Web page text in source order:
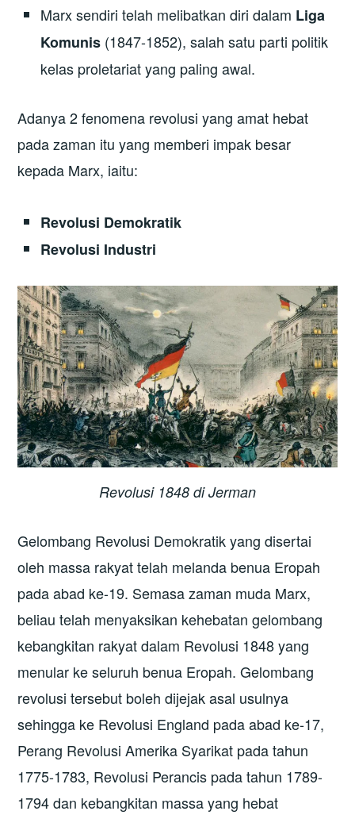
Marx sendiri telah melibatkan diri dalam Liga
Komunis (1847-1852), salah satu parti politik
kelas proletariat yang paling awal.
Adanya 2 fenomena revolusi yang amat hebat
pada zaman itu yang memberi impak besar
kepada Marx, iaitu:
Revolusi Demokratik
Revolusi Industri
Revolusi 1848 di Jerman
Gelombang Revolusi Demokratik yang disertai
oleh massa rakyat telah melanda benua Eropah
pada abad ke-19. Semasa zaman muda Marx,
beliau telah menyaksikan kehebatan gelombang
kebangkitan rakyat dalam Revolusi 1848 yang
menular ke seluruh benua Eropah. Gelombang
revolusi tersebut boleh dijejak asal usulnya
sehingga ke Revolusi England pada abad ke-17,
Perang Revolusi Amerika Syarikat pada tahun
1775-1783, Revolusi Perancis pada tahun 1789-
1794 dan kebangkitan massa yang hebat